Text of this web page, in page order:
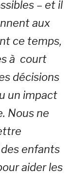
– et il
aux
ce temps,
à court
décisions
un impact
Nous ne
enfants
aider les